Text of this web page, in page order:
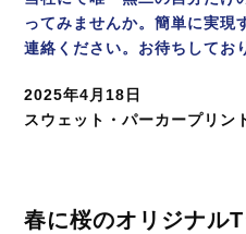
ってみませんか。簡単に実現
連絡ください。お待ちしてお
投
稿
2025年4月18日
カ
ー
スウェット・パーカープリン
春に桜のオリジナル